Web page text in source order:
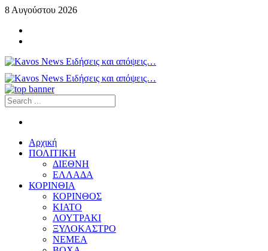
8 Αυγούστου 2026
Αρχική
ΠΟΛΙΤΙΚΗ
ΔΙΕΘΝΗ
ΕΛΛΑΔΑ
ΚΟΡΙΝΘΙΑ
ΚΟΡΙΝΘΟΣ
ΚΙΑΤΟ
ΛΟΥΤΡΑΚΙ
ΞΥΛΟΚΑΣΤΡΟ
ΝΕΜΕΑ